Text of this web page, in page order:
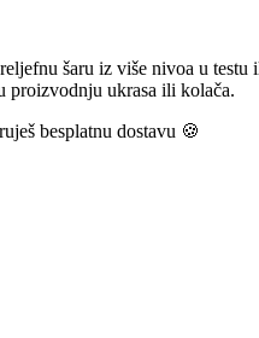
šaru iz više nivoa u
proizvodnju ukrasa ili kolača.
besplatnu dostavu 🍪